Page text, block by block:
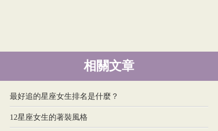
相關文章
最好追的星座女生排名是什麼？
12星座女生的著裝風格